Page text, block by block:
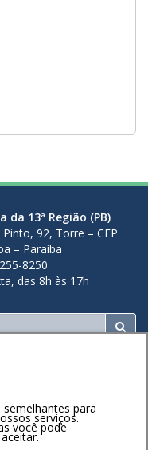
da 13ª Região (PB)
92, Torre – CEP
– Paraíba
8250
das 8h às 17h
para
serviços.
você pode